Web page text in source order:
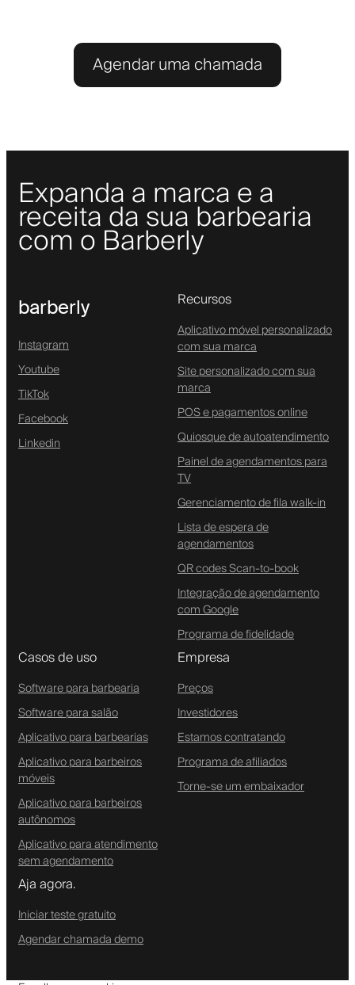
Agendar uma chamada
Expanda a marca e a
receita da sua barbearia
com o Barberly
barberly
Instagram
Youtube
TikTok
Facebook
Linkedin
Recursos
Aplicativo móvel personalizado
com sua marca
Site personalizado com sua
marca
POS e pagamentos online
Quiosque de autoatendimento
Painel de agendamentos para
TV
Gerenciamento de fila walk-in
Lista de espera de
agendamentos
QR codes Scan-to-book
Integração de agendamento
com Google
Programa de fidelidade
Casos de uso
Software para barbearia
Software para salão
Aplicativo para barbearias
Aplicativo para barbeiros
móveis
Aplicativo para barbeiros
autônomos
Aplicativo para atendimento
sem agendamento
Empresa
Preços
Investidores
Estamos contratando
Programa de afiliados
Torne-se um embaixador
Aja agora.
Iniciar teste gratuito
Agendar chamada demo